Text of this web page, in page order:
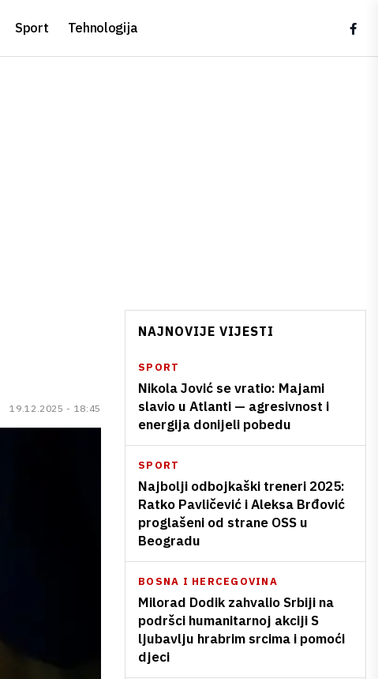
Sport Tehnologija
19.12.2025 - 18:45
NAJNOVIJE VIJESTI
SPORT
Nikola Jović se vratio: Majami
slavio u Atlanti — agresivnost i
energija donijeli pobedu
SPORT
Najbolji odbojkaški treneri 2025:
Ratko Pavličević i Aleksa Brđović
proglašeni od strane OSS u
Beogradu
BOSNA I HERCEGOVINA
Milorad Dodik zahvalio Srbiji na
podršci humanitarnoj akciji S
ljubavlju hrabrim srcima i pomoći
djeci